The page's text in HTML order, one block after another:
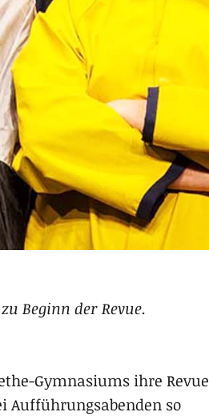
Beginn der Revue.
Gymnasiums ihre Revue
Aufführungsabenden so